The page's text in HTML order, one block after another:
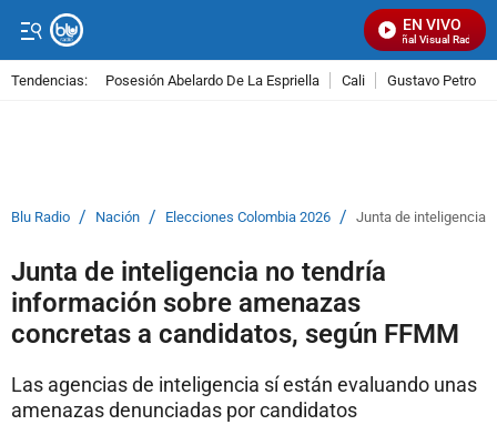
EN VIVO
Señal Visual Radio
Tendencias: Posesión Abelardo De La Espriella Cali Gustavo Petro
Blu Radio / Nación / Elecciones Colombia 2026 / Junta de inteligencia
Junta de inteligencia no tendría
información sobre amenazas
concretas a candidatos, según FFMM
Las agencias de inteligencia sí están evaluando unas
amenazas denunciadas por candidatos